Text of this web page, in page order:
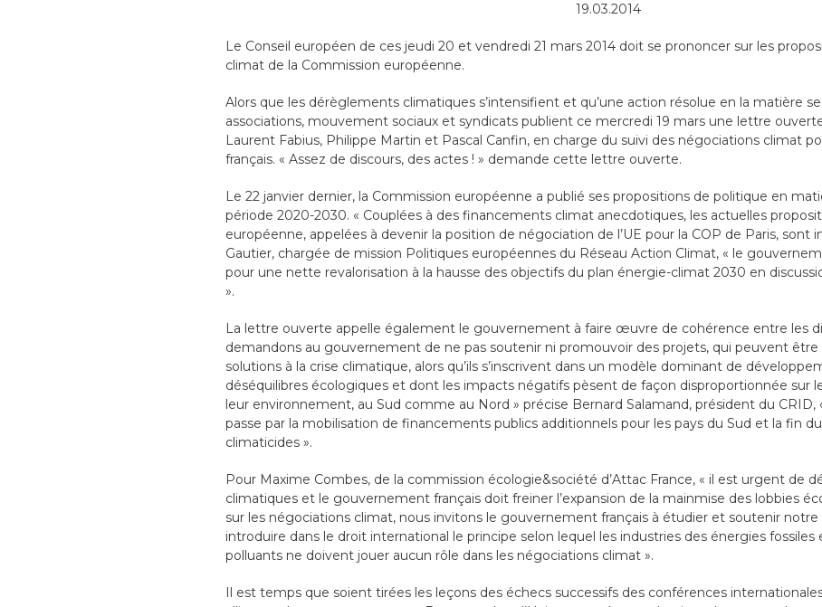
19.03.2014
Le Conseil européen de ces jeudi 20 et vendredi 21 mars 2014 doit se prononcer sur les
climat de la Commission européenne.
Alors que les dérèglements climatiques s’intensifient et qu’une action résolue en la matière
associations, mouvement sociaux et syndicats publient ce mercredi 19 mars une lettre
Laurent Fabius, Philippe Martin et Pascal Canfin, en charge du suivi des négociations climat
français. « Assez de discours, des actes ! » demande cette lettre ouverte.
Le 22 janvier dernier, la Commission européenne a publié ses propositions de politique en
période 2020-2030. « Couplées à des financements climat anecdotiques, les actuelles
européenne, appelées à devenir la position de négociation de l’UE pour la COP de Paris, sont
Gautier, chargée de mission Politiques européennes du Réseau Action Climat, « le
pour une nette revalorisation à la hausse des objectifs du plan énergie-climat 2030 en
».
La lettre ouverte appelle également le gouvernement à faire œuvre de cohérence entre les
demandons au gouvernement de ne pas soutenir ni promouvoir des projets, qui peuvent
solutions à la crise climatique, alors qu’ils s’inscrivent dans un modèle dominant de
déséquilibres écologiques et dont les impacts négatifs pèsent de façon disproportionnée sur
leur environnement, au Sud comme au Nord » précise Bernard Salamand, président du
passe par la mobilisation de financements publics additionnels pour les pays du Sud et la fin
climaticides ».
Pour Maxime Combes, de la commission écologie&société d’Attac France, « il est urgent de
climatiques et le gouvernement français doit freiner l’expansion de la mainmise des lobbies
sur les négociations climat, nous invitons le gouvernement français à étudier et soutenir notre
introduire dans le droit international le principe selon lequel les industries des énergies fossiles
polluants ne doivent jouer aucun rôle dans les négociations climat ».
Il est temps que soient tirées les leçons des échecs successifs des conférences